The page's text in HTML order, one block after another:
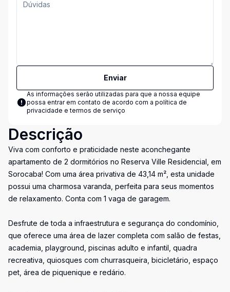
Enviar
As informações serão utilizadas para que a nossa equipe
possa entrar em contato de acordo com a política de
privacidade e termos de serviço
Descrição
Viva com conforto e praticidade neste aconchegante
apartamento de 2 dormitórios no Reserva Ville Residencial, em
Sorocaba! Com uma área privativa de 43,14 m², esta unidade
possui uma charmosa varanda, perfeita para seus momentos
de relaxamento. Conta com 1 vaga de garagem.
Desfrute de toda a infraestrutura e segurança do condomínio,
que oferece uma área de lazer completa com salão de festas,
academia, playground, piscinas adulto e infantil, quadra
recreativa, quiosques com churrasqueira, bicicletário, espaço
pet, área de piquenique e redário.